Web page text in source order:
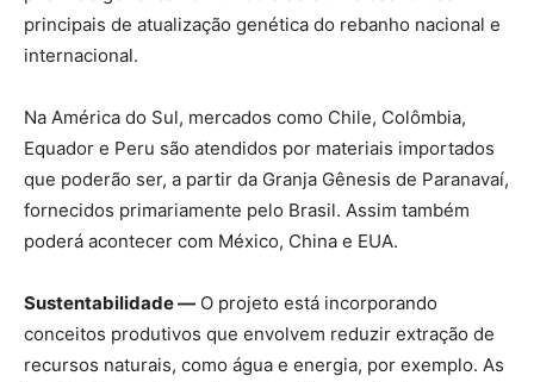
principais de atualização genética do rebanho nacional e
internacional.
Na América do Sul, mercados como Chile, Colômbia,
Equador e Peru são atendidos por materiais importados
que poderão ser, a partir da Granja Gênesis de Paranavaí,
fornecidos primariamente pelo Brasil. Assim também
poderá acontecer com México, China e EUA.
Sustentabilidade — O projeto está incorporando
conceitos produtivos que envolvem reduzir extração de
recursos naturais, como água e energia, por exemplo. As